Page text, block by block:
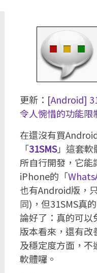
更新： [Android]
令人惋惜的功能限
在還沒有買
「31SMS」這套軟
所自行開發，它能
iPhone的「
也有Android版，
同)，但31SMS真
論好了：真的可以
版本看來，還有改
及穩定度方面，不
軟體囉。